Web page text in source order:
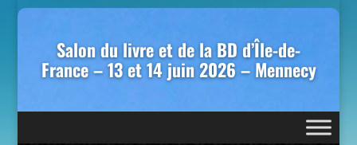
Salon du livre et de la BD d’Île-de-
France – 13 et 14 juin 2026 – Mennecy